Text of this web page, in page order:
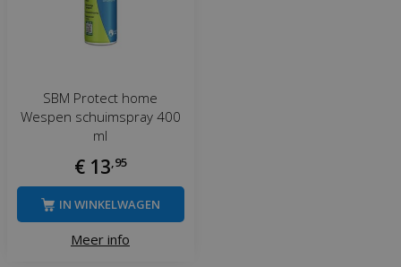
SBM Protect home
Wespen schuimspray 400
ml
€ 13,95
Meer info
IN WINKELWAGEN